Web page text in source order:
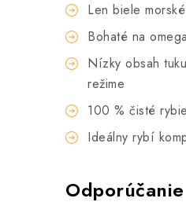
Len biele
Bohaté na
Nízky obsah
režime
100 % čisté
Ideálny rybí